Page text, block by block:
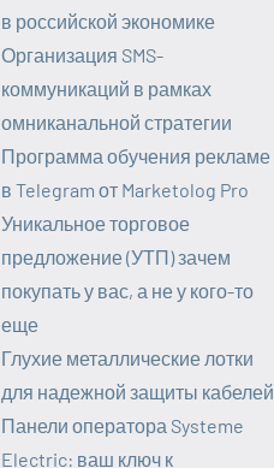
в российской экономике
Организация SMS-
коммуникаций в рамках
омниканальной стратегии
Программа обучения рекламе
в Telegram от Marketolog Pro
Уникальное торговое
предложение (УТП) зачем
покупать у вас, а не у кого-то
еще
Глухие металлические лотки
для надежной защиты кабелей
Панели оператора Systeme
Electric: ваш ключ к